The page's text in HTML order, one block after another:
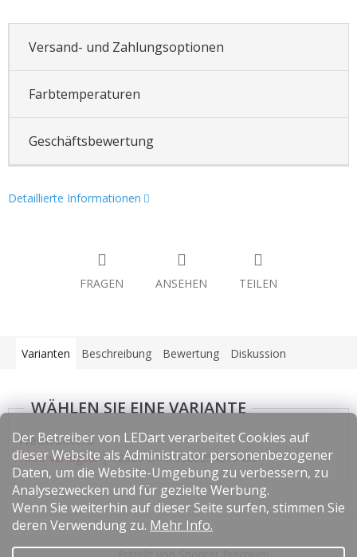
Der Betreiber von LEDart verarbeitet Cookies auf
dieser Website als Administrator personenbezogener
Daten, um die Website-Umgebung zu verbessern, zu
Analysezwecken und für gezielte Werbung.
Wenn Sie weiterhin auf dieser Seite surfen, stimmen Sie
deren Verwendung zu. Mehr Info.
Versand- und Zahlungsoptionen
Farbtemperaturen
Geschäftsbewertung
Detaillierte Informationen
FRAGEN ANSEHEN TEILEN
Varianten Beschreibung Bewertung Diskussion
Neutralweiß
Nicht verfügbar | 12326EAN: 5908254817465